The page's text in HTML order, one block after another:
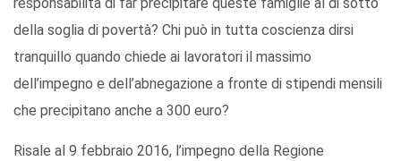
responsabilità di far precipitare queste famiglie al di sotto
della soglia di povertà? Chi può in tutta coscienza dirsi
tranquillo quando chiede ai lavoratori il massimo
dell’impegno e dell’abnegazione a fronte di stipendi mensili
che precipitano anche a 300 euro?
Risale al 9 febbraio 2016, l’impegno della Regione